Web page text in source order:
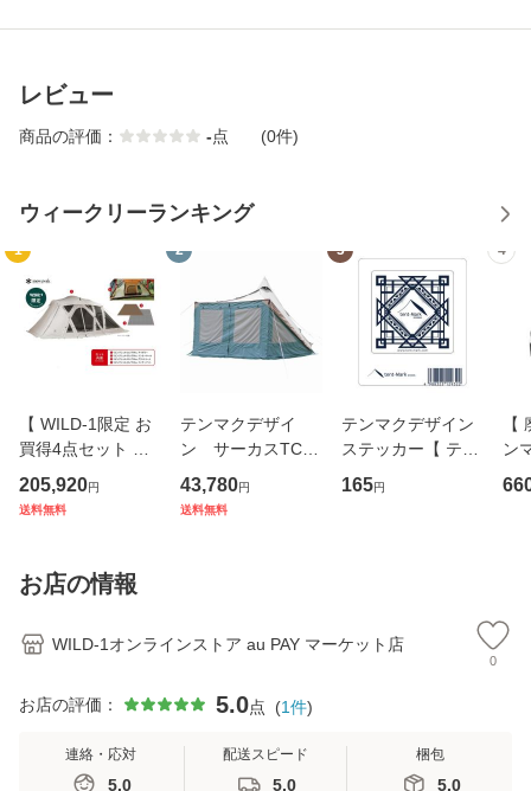
レビュー
商品の評価： -点 (0件)
ウィークリーランキング
1
【 WILD-1限定 お
買得4点セット 】
スノーピーク リ
ビングシェル ロン
snow peak )
205,920円
送料無料
2
テンマクデザイ
ン サーカスTC D
X専用 フロントフ
ラップ ワイド【ダ
43,780円
送料無料
3
テンマクデザイン
ステッカー【 テン
マクロゴ角型 白 】
tent-Mark DESIGN
165円
4
【
ン
ッ
お店の情報
WILD-1オンラインストア au PAY マーケット店
0
お店の評価： 5.0点 (1件)
連絡・応対
5.0
配送スピード
5.0
梱包
5.0